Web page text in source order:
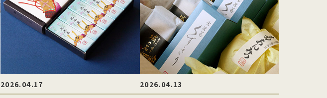
2026.04.17 2026.04.13